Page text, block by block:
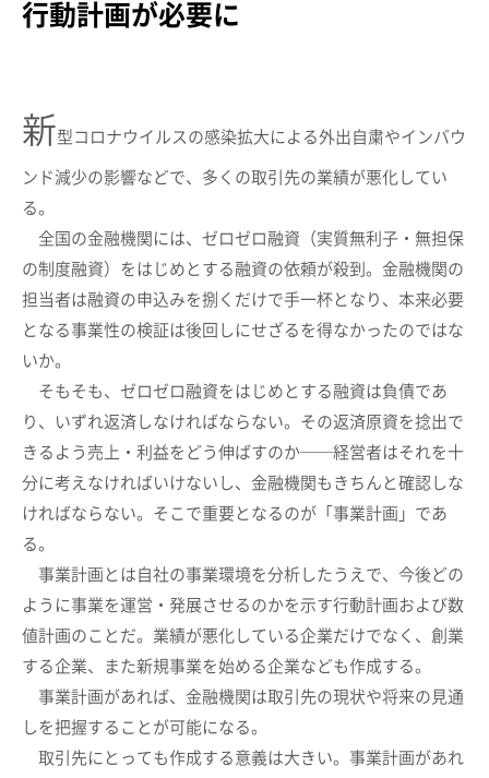
行動計画が必要に
新型コロナウイルスの感染拡大による外出自粛やインバウ
ンド減少の影響などで、多くの取引先の業績が悪化してい
る。
全国の金融機関には、ゼロゼロ融資（実質無利子・無担保
の制度融資）をはじめとする融資の依頼が殺到。金融機関の
担当者は融資の申込みを捌くだけで手一杯となり、本来必要
となる事業性の検証は後回しにせざるを得なかったのではな
いか。
そもそも、ゼロゼロ融資をはじめとする融資は負債であ
り、いずれ返済しなければならない。その返済原資を捻出で
きるよう売上・利益をどう伸ばすのか──経営者はそれを十
分に考えなければいけないし、金融機関もきちんと確認しな
ければならない。そこで重要となるのが「事業計画」であ
る。
事業計画とは自社の事業環境を分析したうえで、今後どの
ように事業を運営・発展させるのかを示す行動計画および数
値計画のことだ。業績が悪化している企業だけでなく、創業
する企業、また新規事業を始める企業なども作成する。
事業計画があれば、金融機関は取引先の現状や将来の見通
しを把握することが可能になる。
取引先にとっても作成する意義は大きい。事業計画があれ